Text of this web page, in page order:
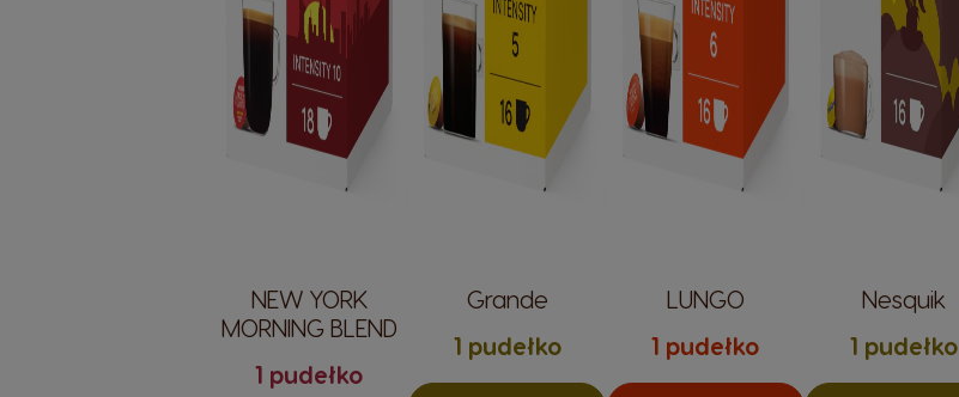
NEW YORK
MORNING BLEND
1 pudełko
Grande
1 pudełko
LUNGO
1 pudełko
Nesquik
1 pudełko